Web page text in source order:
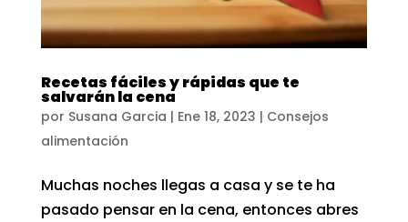
Recetas fáciles y rápidas que te
salvarán la cena
por Susana Garcia | Ene 18, 2023 | Consejos
alimentación
Muchas noches llegas a casa y se te ha
pasado pensar en la cena, entonces abres